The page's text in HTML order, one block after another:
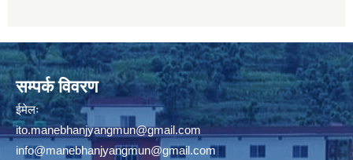
सम्पर्क विवरण
ईमेलः
ito.manebhanjyangmun@gmail.com
info@manebhanjyangmun@gmail.com